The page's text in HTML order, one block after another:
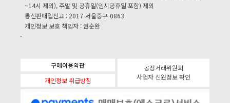
~14시 제외), 주말 및 공휴일(임시공휴일 포함) 제외
통신판매업신고 : 2017-서울중구-0863
개인정보 보호 책임자 : 권순완
구매이용약관
개인정보 취급방침
공정거래위원회
사업자 신원정보 확인